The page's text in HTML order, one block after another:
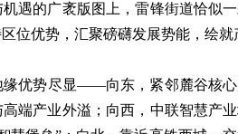
的广袤版图上，雷锋街道恰似一
位优势，汇聚磅礴发展势能，绘就
势尽显——向东，紧邻麓谷核心
端产业外溢；向西，中联智慧产